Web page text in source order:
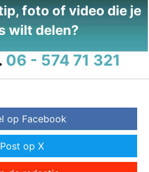
foto of video die je
wilt delen?
06 - 574 71 321
op Facebook
Post op X